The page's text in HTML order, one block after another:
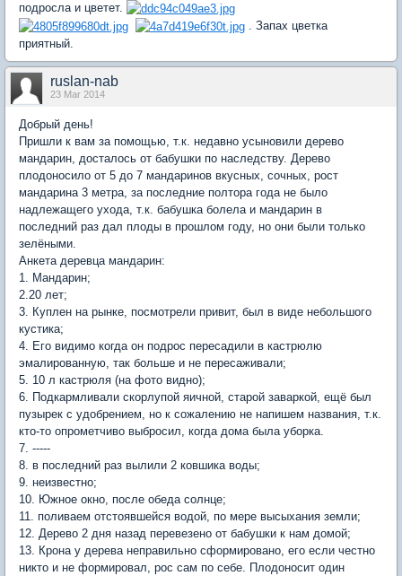
подросла и цветет.
. Запах цветка
приятный.
ruslan-nab
23 Mar 2014
Добрый день!
Пришли к вам за помощью, т.к. недавно усыновили дерево
мандарин, досталось от бабушки по наследству. Дерево
плодоносило от 5 до 7 мандаринов вкусных, сочных, рост
мандарина 3 метра, за последние полтора года не было
надлежащего ухода, т.к. бабушка болела и мандарин в
последний раз дал плоды в прошлом году, но они были только
зелёными.
Анкета деревца мандарин:
1. Мандарин;
2.20 лет;
3. Куплен на рынке, посмотрели привит, был в виде небольшого
кустика;
4. Его видимо когда он подрос пересадили в кастрюлю
эмалированную, так больше и не пересаживали;
5. 10 л кастрюля (на фото видно);
6. Подкармливали скорлупой яичной, старой заваркой, ещё был
пузырек с удобрением, но к сожалению не напишем названия, т.к.
кто-то опрометчиво выбросил, когда дома была уборка.
7. -----
8. в последний раз вылили 2 ковшика воды;
9. неизвестно;
10. Южное окно, после обеда солнце;
11. поливаем отстоявшейся водой, по мере высыхания земли;
12. Дерево 2 дня назад перевезено от бабушки к нам домой;
13. Крона у дерева неправильно сформировано, его если честно
никто и не формировал, рос сам по себе. Плодоносит один